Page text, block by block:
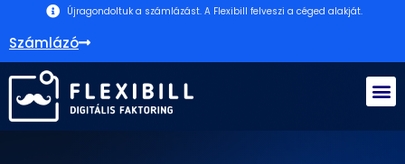
Újragondoltuk a számlázást. A Flexibill felveszi a céged alakját.
Számlázó